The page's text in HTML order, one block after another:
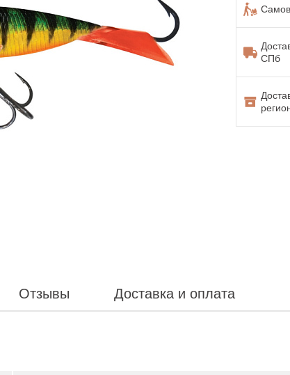
СПб
Отзывы Доставка и оплата